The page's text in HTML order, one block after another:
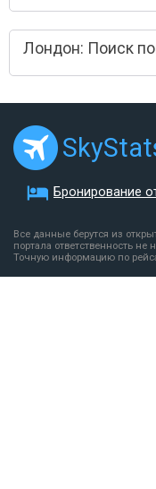
Лондон: Поиск
Бронирование
Все данные берутся из
портала ответственность не
Точную информацию по